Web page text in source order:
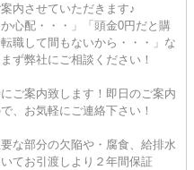
内させていただきます♪
か心配・・・」「頭金0円だと購
職して間もないから・・・」な
ず弊社にご相談ください！
ご案内致します！即日のご案内
、お気軽にご連絡下さい！
な部分の欠陥や・腐食、給排水
てお引渡しより２年間保証